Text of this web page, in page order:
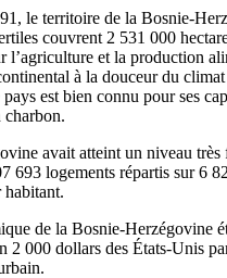
le territoire de la Bosnie-
couvrent 2 531 000
l’agriculture et la production
à la douceur du
est bien connu pour ses
charbon.
avait atteint un niveau
693 logements répartis sur 6
habitant.
de la Bosnie-Herzégovine
2 000 dollars des États-Unis